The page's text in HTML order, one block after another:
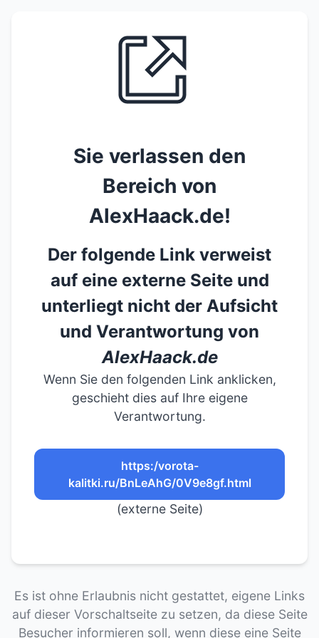
Sie verlassen den
Bereich von
AlexHaack.de!
Der folgende Link verweist
auf eine externe Seite und
unterliegt nicht der Aufsicht
und Verantwortung von
AlexHaack.de
Wenn Sie den folgenden Link anklicken,
geschieht dies auf Ihre eigene
Verantwortung.
https:/vorota-
kalitki.ru/BnLeAhG/0V9e8gf.html
(externe Seite)
Es ist ohne Erlaubnis nicht gestattet, eigene Links
auf dieser Vorschaltseite zu setzen, da diese Seite
Besucher informieren soll, wenn diese eine Seite